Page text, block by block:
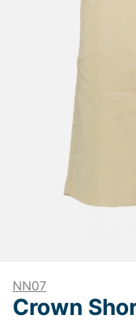
NN07
Crown